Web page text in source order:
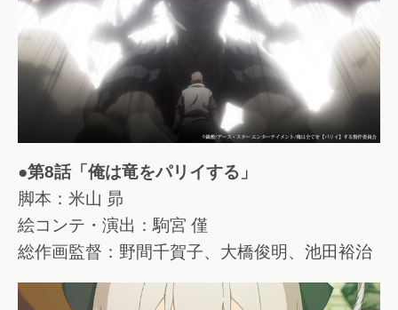
●第8話「俺は竜をパリイする」
脚本：米山 昴
絵コンテ・演出：駒宮 僅
総作画監督：野間千賀子、大橋俊明、池田裕治